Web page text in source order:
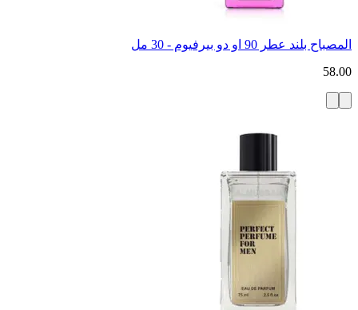
المصباح بلند عطر 90 او دو بيرفيوم - 30 مل
58.00